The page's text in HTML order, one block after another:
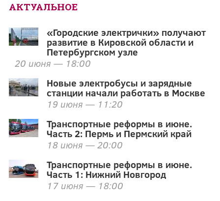
АКТУАЛЬНОЕ
«Городские электрички» получают
развитие в Кировской области и
Петербургском узле
20 июня — 18:00
Новые электробусы и зарядные
станции начали работать в Москве
19 июня — 11:20
Транспортные реформы в июне.
Часть 2: Пермь и Пермский край
18 июня — 20:00
Транспортные реформы в июне.
Часть 1: Нижний Новгород
17 июня — 18:00